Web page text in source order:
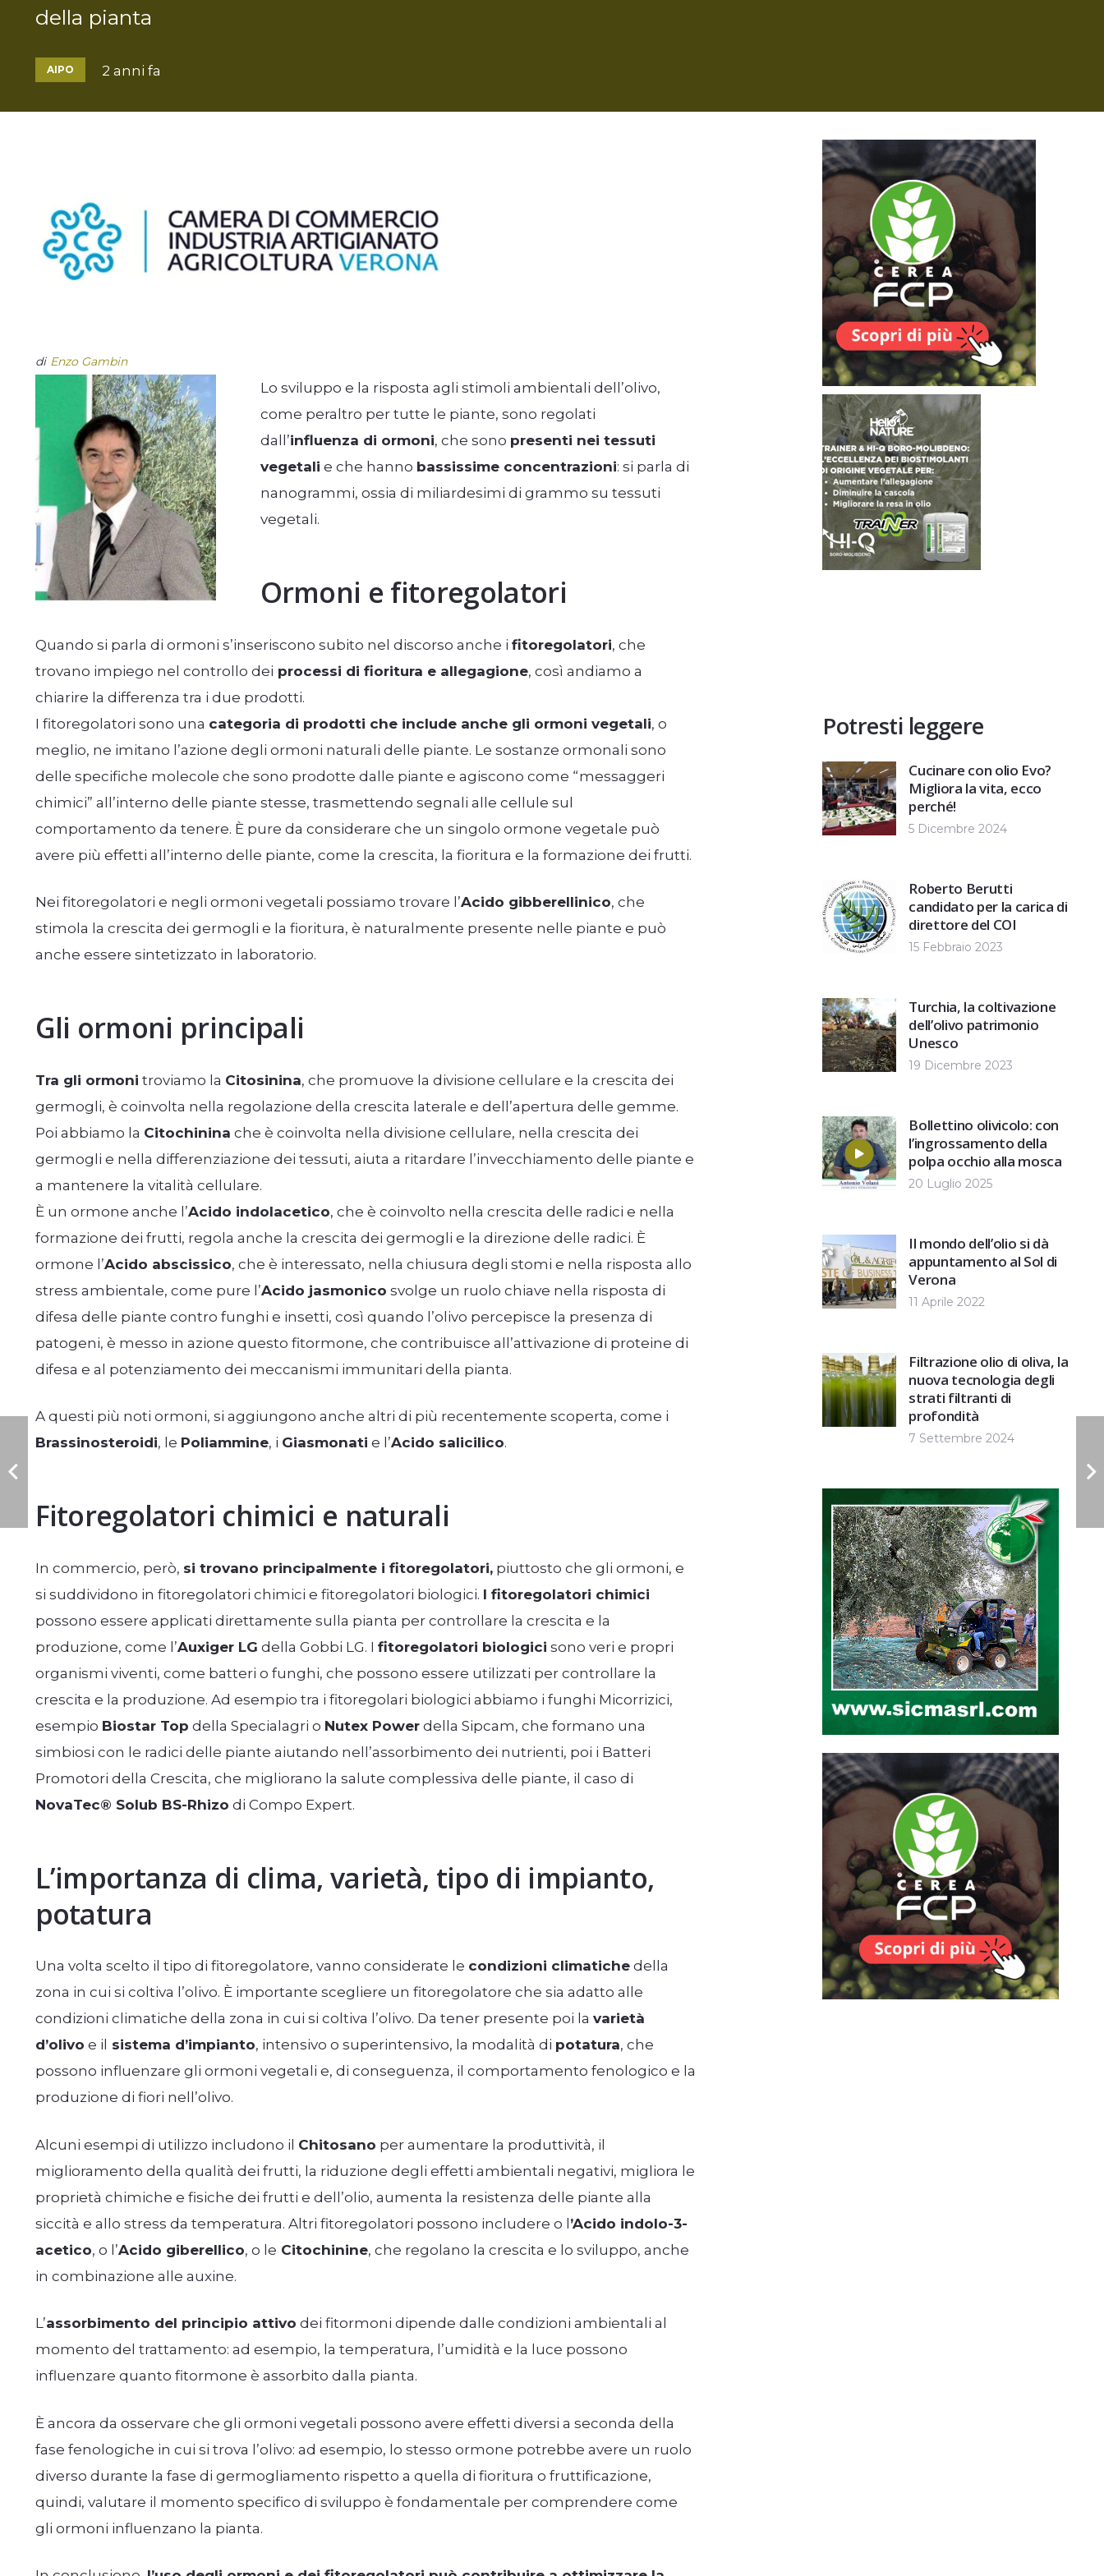
della pianta
AIPO 2 anni fa
di Enzo Gambin
Lo sviluppo e la risposta agli stimoli ambientali dell’olivo,
come peraltro per tutte le piante, sono regolati
dall’influenza di ormoni, che sono presenti nei tessuti
vegetali e che hanno bassissime concentrazioni: si parla di
nanogrammi, ossia di miliardesimi di grammo su tessuti
vegetali.
Ormoni e fitoregolatori
Quando si parla di ormoni s’inseriscono subito nel discorso anche i fitoregolatori, che
trovano impiego nel controllo dei processi di fioritura e allegagione, così andiamo a
chiarire la differenza tra i due prodotti.
I fitoregolatori sono una categoria di prodotti che include anche gli ormoni vegetali, o
meglio, ne imitano l’azione degli ormoni naturali delle piante. Le sostanze ormonali sono
delle specifiche molecole che sono prodotte dalle piante e agiscono come “messaggeri
chimici” all’interno delle piante stesse, trasmettendo segnali alle cellule sul
comportamento da tenere. È pure da considerare che un singolo ormone vegetale può
avere più effetti all’interno delle piante, come la crescita, la fioritura e la formazione dei frutti.
Nei fitoregolatori e negli ormoni vegetali possiamo trovare l’Acido gibberellinico, che
stimola la crescita dei germogli e la fioritura, è naturalmente presente nelle piante e può
anche essere sintetizzato in laboratorio.
Gli ormoni principali
Tra gli ormoni troviamo la Citosinina, che promuove la divisione cellulare e la crescita dei
germogli, è coinvolta nella regolazione della crescita laterale e dell’apertura delle gemme.
Poi abbiamo la Citochinina che è coinvolta nella divisione cellulare, nella crescita dei
germogli e nella differenziazione dei tessuti, aiuta a ritardare l’invecchiamento delle piante e
a mantenere la vitalità cellulare.
È un ormone anche l’Acido indolacetico, che è coinvolto nella crescita delle radici e nella
formazione dei frutti, regola anche la crescita dei germogli e la direzione delle radici. È
ormone l’Acido abscissico, che è interessato, nella chiusura degli stomi e nella risposta allo
stress ambientale, come pure l’Acido jasmonico svolge un ruolo chiave nella risposta di
difesa delle piante contro funghi e insetti, così quando l’olivo percepisce la presenza di
patogeni, è messo in azione questo fitormone, che contribuisce all’attivazione di proteine di
difesa e al potenziamento dei meccanismi immunitari della pianta.
A questi più noti ormoni, si aggiungono anche altri di più recentemente scoperta, come i
Brassinosteroidi, le Poliammine, i Giasmonati e l’Acido salicilico.
Fitoregolatori chimici e naturali
In commercio, però, si trovano principalmente i fitoregolatori,piuttosto che gli ormoni, e
si suddividono in fitoregolatori chimici e fitoregolatori biologici. I fitoregolatori chimici
possono essere applicati direttamente sulla pianta per controllare la crescita e la
produzione, come l’Auxiger LG della Gobbi LG. I fitoregolatori biologici sono veri e propri
organismi viventi, come batteri o funghi, che possono essere utilizzati per controllare la
crescita e la produzione. Ad esempio tra i fitoregolari biologici abbiamo i funghi Micorrizici,
esempio Biostar Top della Specialagri o Nutex Powerdella Sipcam, che formano una
simbiosi con le radici delle piante aiutando nell’assorbimento dei nutrienti, poi i Batteri
Promotori della Crescita, che migliorano la salute complessiva delle piante, il caso di
NovaTec® Solub BS-Rhizo di Compo Expert.
L’importanza di clima, varietà, tipo di impianto,
potatura
Una volta scelto il tipo di fitoregolatore, vanno considerate le condizioni climatichedella
zona in cui si coltiva l’olivo. È importante scegliere un fitoregolatore che sia adatto alle
condizioni climatiche della zona in cui si coltiva l’olivo. Da tener presente poi la varietà
d’olivo e il sistema d’impianto, intensivo o superintensivo, la modalità di potatura, che
possono influenzare gli ormoni vegetali e, di conseguenza, il comportamento fenologico e la
produzione di fiori nell’olivo.
Alcuni esempi di utilizzo includono il Chitosano per aumentare la produttività, il
miglioramento della qualità dei frutti, la riduzione degli effetti ambientali negativi, migliora le
proprietà chimiche e fisiche dei frutti e dell’olio, aumenta la resistenza delle piante alla
siccità e allo stress da temperatura. Altri fitoregolatori possono includere o l’Acido indolo-3-
acetico, o l’Acido giberellico, o le Citochinine, che regolano la crescita e lo sviluppo, anche
in combinazione alle auxine.
L’assorbimento del principio attivo dei fitormoni dipende dalle condizioni ambientali al
momento del trattamento: ad esempio, la temperatura, l’umidità e la luce possono
influenzare quanto fitormone è assorbito dalla pianta.
È ancora da osservare che gli ormoni vegetali possono avere effetti diversi a seconda della
fase fenologiche in cui si trova l’olivo: ad esempio, lo stesso ormone potrebbe avere un ruolo
diverso durante la fase di germogliamento rispetto a quella di fioritura o fruttificazione,
quindi, valutare il momento specifico di sviluppo è fondamentale per comprendere come
gli ormoni influenzano la pianta.
Potresti leggere
Cucinare con olio Evo?
Migliora la vita, ecco
perché!
5 Dicembre 2024
Roberto Berutti
candidato per la carica di
direttore del COI
15 Febbraio 2023
Turchia, la coltivazione
dell’olivo patrimonio
Unesco
19 Dicembre 2023
Bollettino olivicolo: con
l’ingrossamento della
polpa occhio alla mosca
20 Luglio 2025
Il mondo dell’olio si dà
appuntamento al Sol di
Verona
11 Aprile 2022
Filtrazione olio di oliva, la
nuova tecnologia degli
strati filtranti di
profondità
7 Settembre 2024